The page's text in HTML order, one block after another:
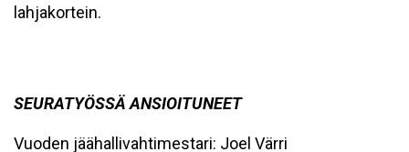
lahjakortein.
SEURATYÖSSÄ ANSIOITUNEET
Vuoden jäähallivahtimestari: Joel Värri